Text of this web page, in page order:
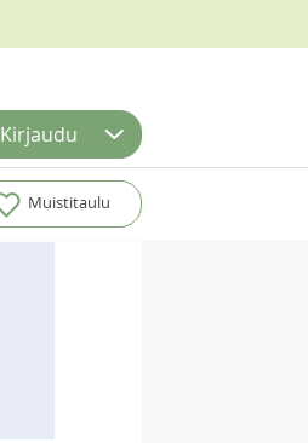
Kirjaudu
Muistitaulu